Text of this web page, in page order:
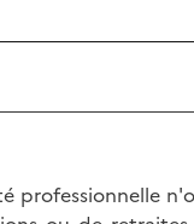
professionnelle